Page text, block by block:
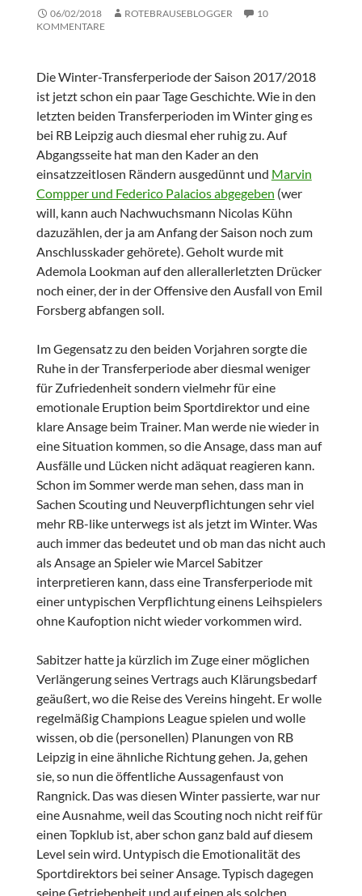
06/02/2018 ROTEBRAUSEBLOGGER
10
KOMMENTARE
Die Winter-Transferperiode der Saison 2017/2018
ist jetzt schon ein paar Tage Geschichte. Wie in den
letzten beiden Transferperioden im Winter ging es
bei RB Leipzig auch diesmal eher ruhig zu. Auf
Abgangsseite hat man den Kader an den
einsatzzeitlosen Rändern ausgedünnt und Marvin
Compper und Federico Palacios abgegeben (wer
will, kann auch Nachwuchsmann Nicolas Kühn
dazuzählen, der ja am Anfang der Saison noch zum
Anschlusskader gehörete). Geholt wurde mit
Ademola Lookman auf den allerallerletzten Drücker
noch einer, der in der Offensive den Ausfall von Emil
Forsberg abfangen soll.
Im Gegensatz zu den beiden Vorjahren sorgte die
Ruhe in der Transferperiode aber diesmal weniger
für Zufriedenheit sondern vielmehr für eine
emotionale Eruption beim Sportdirektor und eine
klare Ansage beim Trainer. Man werde nie wieder in
eine Situation kommen, so die Ansage, dass man auf
Ausfälle und Lücken nicht adäquat reagieren kann.
Schon im Sommer werde man sehen, dass man in
Sachen Scouting und Neuverpflichtungen sehr viel
mehr RB-like unterwegs ist als jetzt im Winter. Was
auch immer das bedeutet und ob man das nicht auch
als Ansage an Spieler wie Marcel Sabitzer
interpretieren kann, dass eine Transferperiode mit
einer untypischen Verpflichtung einens Leihspielers
ohne Kaufoption nicht wieder vorkommen wird.
Sabitzer hatte ja kürzlich im Zuge einer möglichen
Verlängerung seines Vertrags auch Klärungsbedarf
geäußert, wo die Reise des Vereins hingeht. Er wolle
regelmäßig Champions League spielen und wolle
wissen, ob die (personellen) Planungen von RB
Leipzig in eine ähnliche Richtung gehen. Ja, gehen
sie, so nun die öffentliche Aussagenfaust von
Rangnick. Das was diesen Winter passierte, war nur
eine Ausnahme, weil das Scouting noch nicht reif für
einen Topklub ist, aber schon ganz bald auf diesem
Level sein wird. Untypisch die Emotionalität des
Sportdirektors bei seiner Ansage. Typisch dagegen
seine Getriebenheit und auf einen als solchen